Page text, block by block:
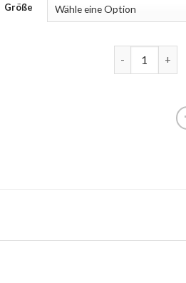
Größe